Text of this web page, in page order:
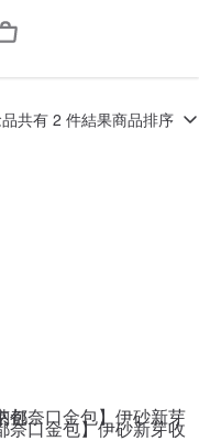
共有 2 件結果商品排序
奈口金包】伊砂新芽收